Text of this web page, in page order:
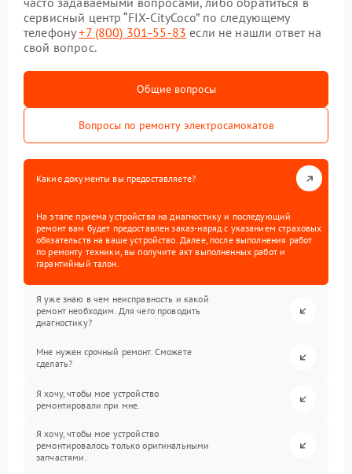
сервисный центр “FIX-CityCoco” по следующему
телефону+7 (800) 301-55-83 если не нашли ответ на
свой вопрос.
Общие вопросы
Вопросы по ремонту электросамокатов
Какие документы вы предоставляете?
На этапе приема устройства на диагностику и последующий
ремонт вам будет предоставлен заказ-наряд с указанием страховых
обязательств на ваше устройство. Далее, после выполнения работ
по ремонту техники, вы получите акт выполненных работ и
гарантийный талон.
Я уже знаю в чем неисправность и какой
ремонт необходим. Для чего проводить
диагностику?
Мне нужен срочный ремонт. Сможете
сделать?
Я хочу, чтобы мое устройство
ремонтировали при мне.
Я хочу, чтобы мое устройство
ремонтировалось только оригинальными
запчастями.